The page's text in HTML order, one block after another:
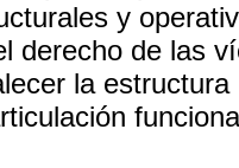
y
derecho de las
la